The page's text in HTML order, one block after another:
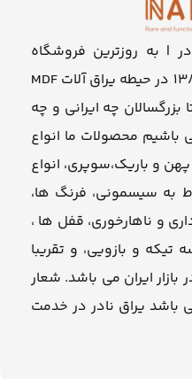
| به روزترین فروشگاه
اینترنتی مجموعه ما از سال ۱۳۸۴ در حیطه یراق آلات MDF
چه ایرانی و چه
باشیم محصولات ما انواع
و باریک،سوپری، انواع
به سیسمونی، فرنگ ها،
و ناهارخوری، قفل ها ،
و بازویی، و تقریبا
بازار ایران می باشد. شعار
باشد یراق نادر در خدمت